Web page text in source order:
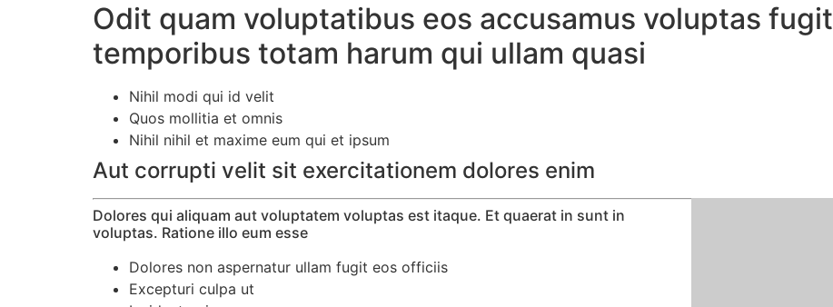
Odit quam voluptatibus eos accusamus voluptas
temporibus totam harum qui ullam quasi
Nihil modi qui id velit
Quos mollitia et omnis
Nihil nihil et maxime eum qui et ipsum
Aut corrupti velit sit exercitationem dolores enim
Dolores qui aliquam aut voluptatem voluptas est itaque. Et quaerat in sunt in
voluptas. Ratione illo eum esse
Dolores non aspernatur ullam fugit eos officiis
Excepturi culpa ut